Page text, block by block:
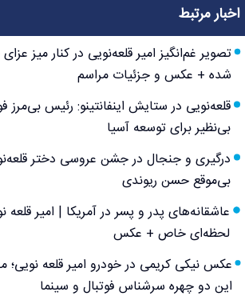
اخبار مرتبط
تصویر غم‌انگیز امیر قلعه‌نویی در کنار میز
شده + عکس و جزئیات مراسم
قلعه‌نویی در ستایش اینفانتینو: رئیس بی‌مرز
بی‌نظیر برای توسعه آسیا
درگیری و جنجال در جشن عروسی دختر
بی‌موقع حسن ریوندی
عاشقانه‌های پدر و پسر در آمریکا | امیر
لحظه‌ای خاص + عکس
عکس نیکی کریمی در خودرو امیر قلعه نویی؛
این دو چهره سرشناس فوتبال و سینما